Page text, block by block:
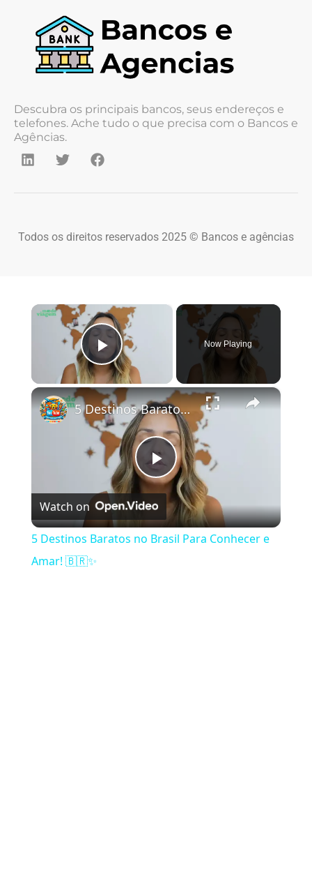
Descubra os principais bancos, seus endereços e
telefones. Ache tudo o que precisa com o Bancos e
Agências.
Todos os direitos reservados 2025 © Bancos e agências
×
Play Video
Now Playing
×
Play Video
5 Destinos Baratos no Brasil Para Conhecer e Amar! 🇧🇷✨
Watch on
5 Destinos Baratos no Brasil Para Conhecer e
Amar! 🇧🇷✨